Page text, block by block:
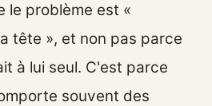
le problème est «
tête », et non pas parce
à lui seul. C'est parce
souvent des